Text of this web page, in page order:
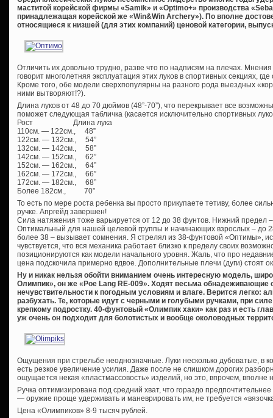
маститой корейской фирмы «Samik» и «Optimo+» производства
принадлежащая корейской же «Win&Win Archery»). По вполне
относящиеся к низшей (для этих компаний) ценовой категории,
Отличить их довольно трудно, разве что по надписям на плечах. Мнения
говорит многолетняя эксплуатация этих луков в спортивных секциях,
Кроме того, обе модели сверхпопулярны на разного рода выездных
ними вытворяют!?).
Длина луков от 48 до 70 дюймов (48”-70”), что перекрывает все
поможет следующая табличка (касается исключительно спортивных
Рост Длина лука
110см. — 122см., 48”
122см. — 132см., 54”
132см. — 142см., 58”
142см. — 152см., 62”
152см. — 162см., 64”
162см. — 172см., 66”
172см. — 182см., 68”
Более 182см., 70”
То есть по мере роста ребенка вы просто прикупаете тетиву, более
ручке. Апргейд завершен!
Сила натяжения тоже варьируется от 12 до 38 фунтов. Нижний предел
Оптимальный для нашей целевой группы и начинающих взрослых – до
более 38 – вызывает сомнения. Я стрелял из 38-фунтовой «Оптимы»,
чувствуется, что вся механика работает близко к пределу своих
позиционируются как модели начального уровня. Жаль, что про
цена подскочила примерно вдвое. Дополнительные плечи (дуги) стоят
Ну и никак нельзя обойти вниманием очень интересную модель,
Олимпик», он же «Poe Lang RE-009». Ходят весьма обнадеживающие
нечувствительности к погодным условиям и влаге. Верится легко:
разбухать. Те, которые идут с черными и голубыми ручками, при
крепкому подростку. 40-фунтовый «Олимпик хаки» как раз и есть
уж очень он подходит для болотистых и вообще околоводных
Ощущения при стрельбе неоднозначные. Луки несколько дубоватые, в
есть резкое увеличение усилия. Даже после не слишком дорогих
ощущается некая «пластмассовость» изделий, но это, впрочем, вполне
Ручка оптимизирована под средний хват, что гораздо
— оружие проще удерживать и маневрировать им, не требуется
Цена «Олимпиков» 8-9 тысяч рублей.